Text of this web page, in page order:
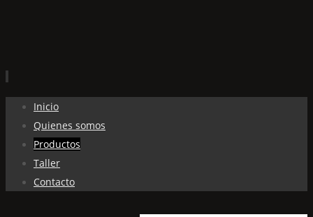
contenido
Inicio
Quienes somos
Productos
Taller
Contacto